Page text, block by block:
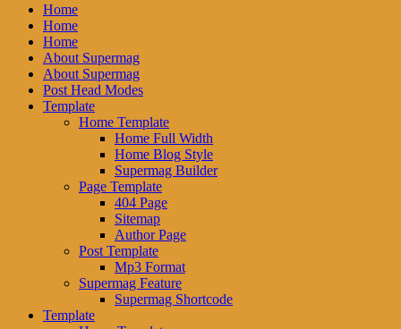
Home
Home
Home
About Supermag
About Supermag
Post Head Modes
Template
Home Template
Home Full Width
Home Blog Style
Supermag Builder
Page Template
404 Page
Sitemap
Author Page
Post Template
Mp3 Format
Supermag Feature
Supermag Shortcode
Template